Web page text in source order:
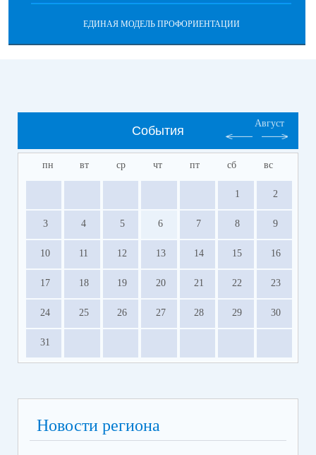
ЕДИНАЯ МОДЕЛЬ ПРОФОРИЕНТАЦИИ
События
Август
пн вт ср чт пт сб вс
1 2
3 4 5 6 7 8 9
10 11 12 13 14 15 16
17 18 19 20 21 22 23
24 25 26 27 28 29 30
31
Новости региона